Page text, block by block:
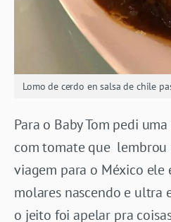
Lomo de cerdo en salsa de chile
Para o Baby Tom pedi
com tomate que lembrou
viagem para o México ele
molares nascendo e ultra
o jeito foi apelar pra